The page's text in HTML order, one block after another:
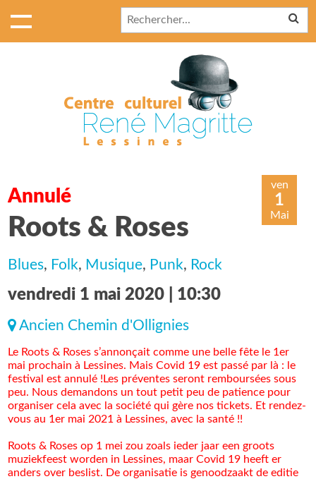
Annulé
Roots & Roses
ven
1
Mai
Blues, Folk, Musique, Punk, Rock
vendredi 1 mai 2020 | 10:30
Ancien Chemin d'Ollignies
Le Roots & Roses s’annonçait comme une belle fête le 1er
mai prochain à Lessines. Mais Covid 19 est passé par là : le
festival est annulé !Les préventes seront remboursées sous
peu. Nous demandons un tout petit peu de patience pour
organiser cela avec la société qui gère nos tickets. Et rendez-
vous au 1er mai 2021 à Lessines, avec la santé !!
Roots & Roses op 1 mei zou zoals ieder jaar een groots
muziekfeest worden in Lessines, maar Covid 19 heeft er
anders over beslist. De organisatie is genoodzaakt de editie